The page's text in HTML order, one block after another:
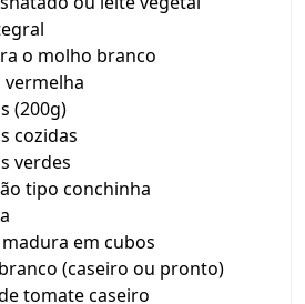
o molho branco
vermelha
(200g)
cozidas
verdes
tipo conchinha
em cubos
(caseiro ou pronto)
tomate caseiro